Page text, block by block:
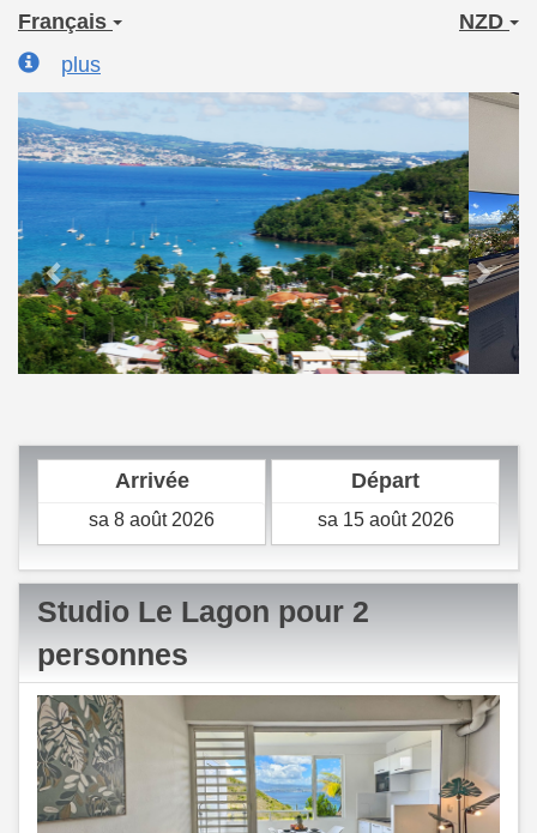
Français
NZD
plus
Previous Next
Arrivée Départ
Studio Le Lagon pour 2
personnes
Previous Next